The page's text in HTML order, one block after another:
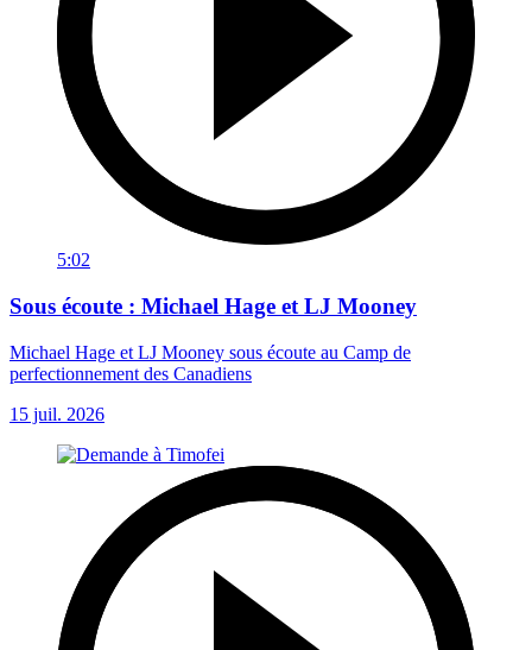
5:02
Sous écoute : Michael Hage et LJ Mooney
Michael Hage et LJ Mooney sous écoute au Camp de
perfectionnement des Canadiens
15 juil. 2026